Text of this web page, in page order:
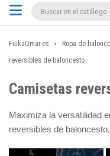
FuikaOmar.es Ropa de
reversibles de baloncesto
Camisetas
Maximiza la versatilidad
reversibles de